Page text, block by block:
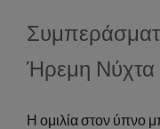
Ήρεμη Νύχτα
Η ομιλία στον ύπνο